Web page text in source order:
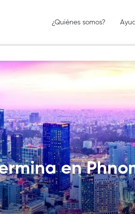
¿Quiénes somos?
en